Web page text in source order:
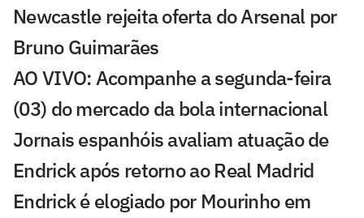
Newcastle rejeita oferta do Arsenal por
Bruno Guimarães
AO VIVO: Acompanhe a segunda-feira
(03) do mercado da bola internacional
Jornais espanhóis avaliam atuação de
Endrick após retorno ao Real Madrid
Endrick é elogiado por Mourinho em